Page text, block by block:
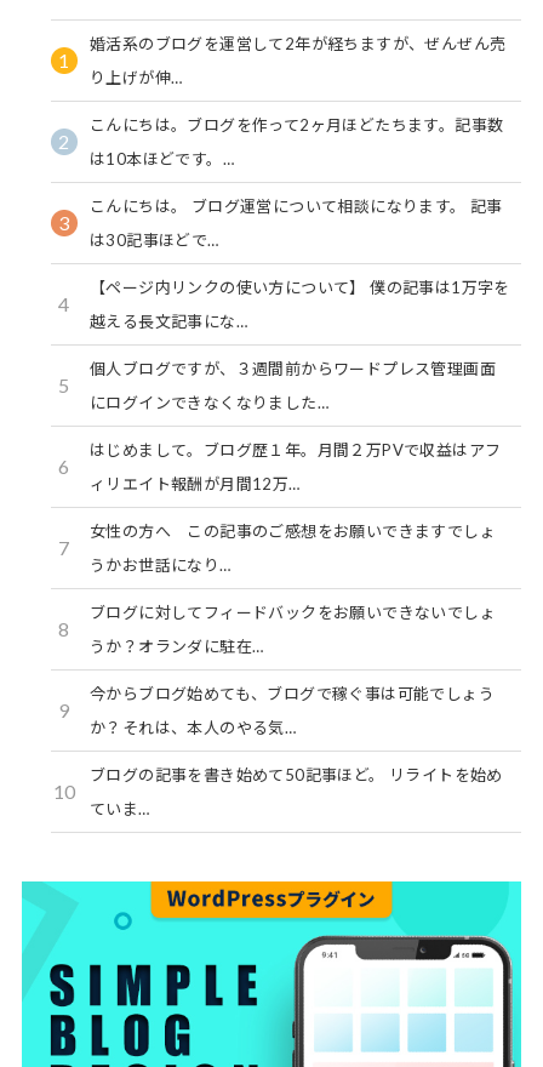
1
婚活系のブログを運営して2年が経ちますが、ぜんぜん売
り上げが伸…
2
こんにちは。ブログを作って2ヶ月ほどたちます。記事数
は10本ほどです。…
3
こんにちは。 ブログ運営について相談になります。 記事
は30記事ほどで…
4
【ページ内リンクの使い方について】 僕の記事は1万字を
越える長文記事にな…
5
個人ブログですが、３週間前からワードプレス管理画面
にログインできなくなりました…
6
はじめまして。ブログ歴１年。月間２万PVで収益はアフ
ィリエイト報酬が月間12万…
7
女性の方へ この記事のご感想をお願いできますでしょ
うかお世話になり…
8
ブログに対してフィードバックをお願いできないでしょ
うか？オランダに駐在…
9
今からブログ始めても、ブログで稼ぐ事は可能でしょう
か？それは、本人のやる気…
10
ブログの記事を書き始めて50記事ほど。 リライトを始め
ていま…